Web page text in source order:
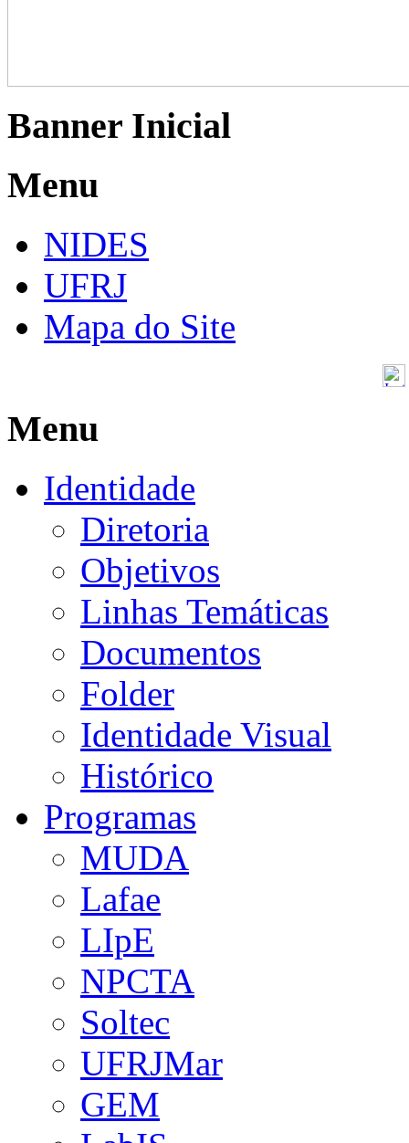
Banner Inicial
Menu
NIDES
UFRJ
Mapa do Site
Menu
Identidade
Diretoria
Objetivos
Linhas Temáticas
Documentos
Folder
Identidade Visual
Histórico
Programas
MUDA
Lafae
LIpE
NPCTA
Soltec
UFRJMar
GEM